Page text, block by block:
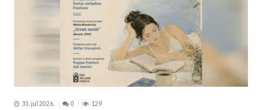
31. jul 2026. 0 129